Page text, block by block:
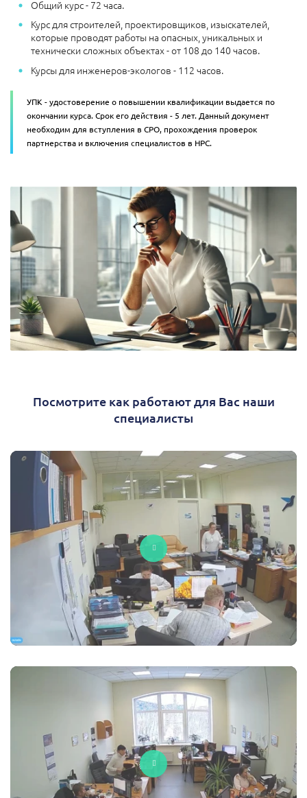
Общий курс - 72 часа.
Курс для строителей, проектировщиков, изыскателей,
которые проводят работы на опасных, уникальных и
технически сложных объектах - от 108 до 140 часов.
Курсы для инженеров-экологов - 112 часов.
УПК - удостоверение о повышении квалификации выдается по
окончании курса. Срок его действия - 5 лет. Данный документ
необходим для вступления в СРО, прохождения проверок
партнерства и включения специалистов в НРС.
Посмотрите как работают для Вас наши
специалисты